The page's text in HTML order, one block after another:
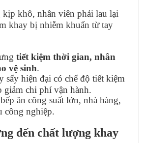
khô, nhân viên phải lau lại
khay bị nhiễm khuẩn từ tay
tiết kiệm thời gian, nhân
vệ sinh.
sấy hiện đại có chế độ tiết kiệm
chi phí vận hành.
ăn công suất lớn, nhà hàng,
công nghiệp.
đến chất lượng khay